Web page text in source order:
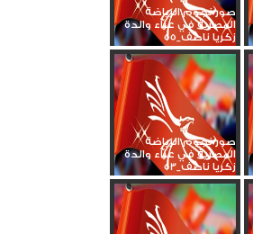
صور نجوم الرياضة
المصرية في عزاء والدة
زكريا ناصف_55
صور نجوم الرياضة
المصرية في عزاء والدة
زكريا ناصف_53